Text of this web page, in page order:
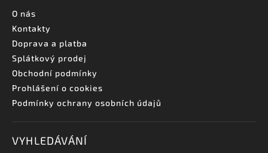
O nás
Kontakty
Doprava a platba
Splátkový prodej
Obchodní podmínky
Prohlášení o cookies
Podmínky ochrany osobních údajů
VYHLEDÁVÁNÍ